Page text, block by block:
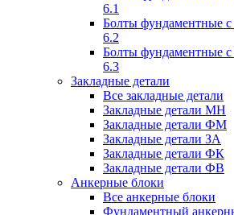
6.1
Болты фундаментные
6.2
Болты фундаментные
6.3
Закладные детали
Все закладные детали
Закладные детали МН
Закладные детали ФМ
Закладные детали ЗА
Закладные детали ФК
Закладные детали ФВ
Анкерные блоки
Все анкерные блоки
Фундаментный